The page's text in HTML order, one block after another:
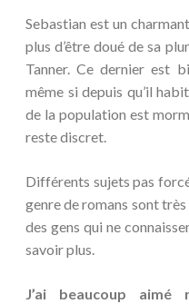
Sebastian est un
plus d’être doué de sa
Tanner. Ce dernier est
même si depuis qu’il
de la population est
reste discret.
Différents sujets pas
genre de romans sont
des gens qui ne
savoir plus.
J’ai beaucoup